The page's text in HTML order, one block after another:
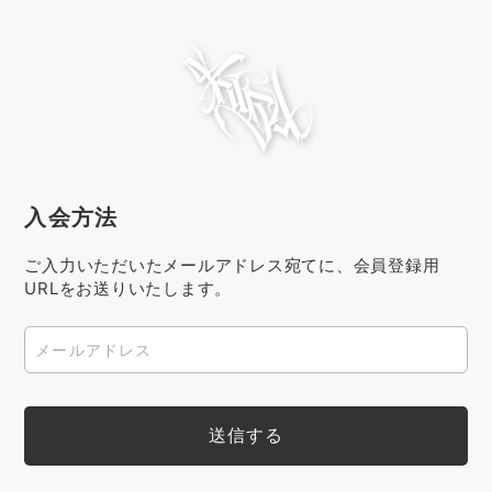
入会方法
ご入力いただいたメールアドレス宛てに、会員登録用
URLをお送りいたします。